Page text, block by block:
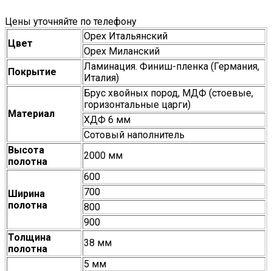
Цены уточняйте по телефону
Цвет
Орех Итальянский
Орех Миланский
Покрытие
Ламинация. Финиш-пленка (Германия,
Италия)
Материал
Брус хвойных пород, МДФ (стоевые,
горизонтальные царги)
ХДФ 6 мм
Сотовый наполнитель
Высота
полотна
2000 мм
Ширина
полотна
600
700
800
900
Толщина
полотна
38 мм
5 мм